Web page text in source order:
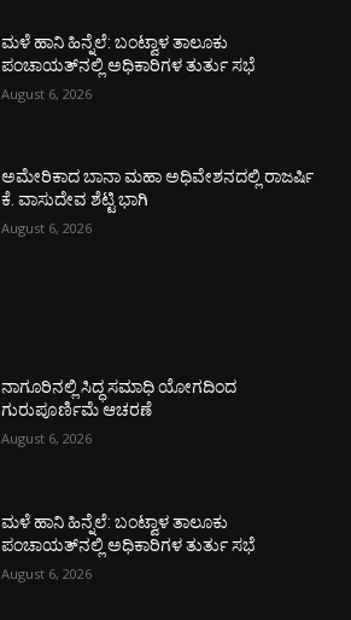
ಮಳೆ ಹಾನಿ ಹಿನ್ನೆಲೆ: ಬಂಟ್ವಾಳ ತಾಲೂಕು
ಪಂಚಾಯತ್‌ನಲ್ಲಿ ಅಧಿಕಾರಿಗಳ ತುರ್ತು ಸಭೆ
August 6, 2026
ಅಮೇರಿಕಾದ ಬಾನಾ ಮಹಾ ಅಧಿವೇಶನದಲ್ಲಿ ರಾಜರ್ಷಿ
ಕೆ. ವಾಸುದೇವ ಶೆಟ್ಟಿ ಭಾಗಿ
August 6, 2026
ನಾಗೂರಿನಲ್ಲಿ ಸಿದ್ಧ ಸಮಾಧಿ ಯೋಗದಿಂದ
ಗುರುಪೂರ್ಣಿಮೆ ಆಚರಣೆ
August 6, 2026
ಮಳೆ ಹಾನಿ ಹಿನ್ನೆಲೆ: ಬಂಟ್ವಾಳ ತಾಲೂಕು
ಪಂಚಾಯತ್‌ನಲ್ಲಿ ಅಧಿಕಾರಿಗಳ ತುರ್ತು ಸಭೆ
August 6, 2026